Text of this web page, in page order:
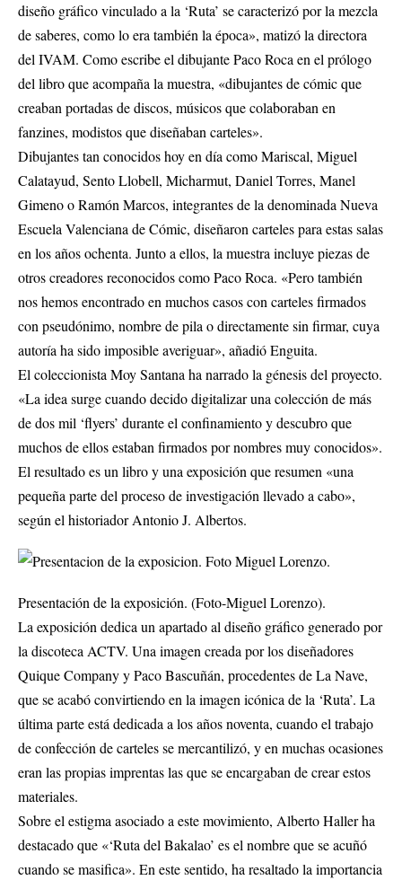
diseño gráfico vinculado a la ‘Ruta’ se caracterizó por la mezcla
de saberes, como lo era también la época», matizó la directora
del IVAM. Como escribe el dibujante Paco Roca en el prólogo
del libro que acompaña la muestra, «dibujantes de cómic que
creaban portadas de discos, músicos que colaboraban en
fanzines, modistos que diseñaban carteles».
Dibujantes tan conocidos hoy en día como Mariscal, Miguel
Calatayud, Sento Llobell, Micharmut, Daniel Torres, Manel
Gimeno o Ramón Marcos, integrantes de la denominada Nueva
Escuela Valenciana de Cómic, diseñaron carteles para estas salas
en los años ochenta. Junto a ellos, la muestra incluye piezas de
otros creadores reconocidos como Paco Roca. «Pero también
nos hemos encontrado en muchos casos con carteles firmados
con pseudónimo, nombre de pila o directamente sin firmar, cuya
autoría ha sido imposible averiguar», añadió Enguita.
El coleccionista Moy Santana ha narrado la génesis del proyecto.
«La idea surge cuando decido digitalizar una colección de más
de dos mil ‘flyers’ durante el confinamiento y descubro que
muchos de ellos estaban firmados por nombres muy conocidos».
El resultado es un libro y una exposición que resumen «una
pequeña parte del proceso de investigación llevado a cabo»,
según el historiador Antonio J. Albertos.
Presentación de la exposición. (Foto-Miguel Lorenzo).
La exposición dedica un apartado al diseño gráfico generado por
la discoteca ACTV. Una imagen creada por los diseñadores
Quique Company y Paco Bascuñán, procedentes de La Nave,
que se acabó convirtiendo en la imagen icónica de la ‘Ruta’. La
última parte está dedicada a los años noventa, cuando el trabajo
de confección de carteles se mercantilizó, y en muchas ocasiones
eran las propias imprentas las que se encargaban de crear estos
materiales.
Sobre el estigma asociado a este movimiento, Alberto Haller ha
destacado que «‘Ruta del Bakalao’ es el nombre que se acuñó
cuando se masifica». En este sentido, ha resaltado la importancia